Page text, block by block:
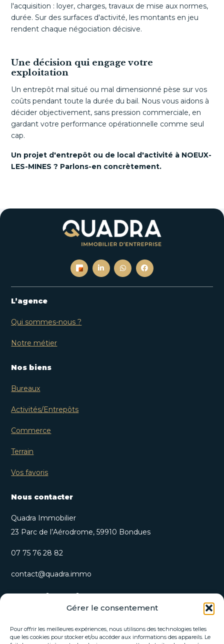
Gérer le consentement
Pour offrir les meilleures expériences, nous utilisons des technologies telles
que les cookies pour stocker et/ou accéder aux informations des appareils. Le
l'acquisition : loyer, charges, travaux de mise aux normes,
durée. Sur des surfaces d'activité, les montants en jeu
rendent chaque négociation décisive.
Une décision qui engage votre
exploitation
Un entrepôt mal situé ou mal dimensionné pèse sur vos
coûts pendant toute la durée du bail. Nous vous aidons à
décider objectivement, sans pression commerciale, en
gardant votre performance opérationnelle comme seul
cap.
Un projet d'entrepôt ou de local d'activité à NOEUX-
LES-MINES ? Parlons-en concrètement.
L’agence
Qui sommes-nous ?
Notre métier
Nos biens
Bureaux
Activités/Entrepôts
Commerce
Terrain
Vos favoris
Nous contacter
Quadra Immobilier
23 Parc de l’Aérodrome, 59910 Bondues
07 75 76 28 82
contact@quadra.immo
S’inscrire à notre newsletter
Recevez nos opportunités immobilières et actualités
directement par email.